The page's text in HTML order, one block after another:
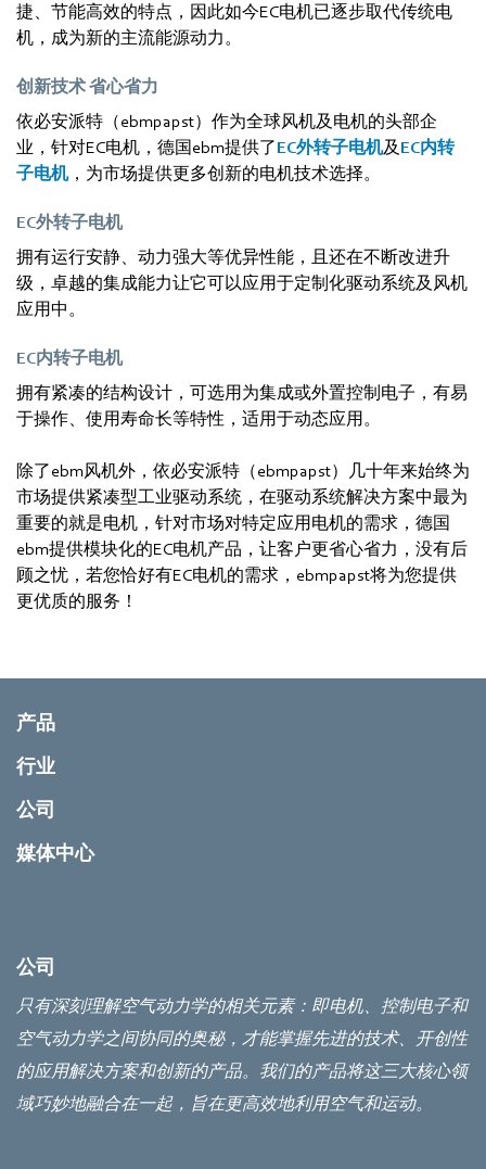
捷、节能高效的特点，因此如今EC电机已逐步取代传统电
机，成为新的主流能源动力。
创新技术 省心省力
依必安派特（ebmpapst）作为全球风机及电机的头部企
业，针对EC电机，德国ebm提供了EC外转子电机及 EC内转
子电机，为市场提供更多创新的电机技术选择。
EC外转子电机
拥有运行安静、动力强大等优异性能，且还在不断改进升
级，卓越的集成能力让它可以应用于定制化驱动系统及风机
应用中。
EC内转子电机
拥有紧凑的结构设计，可选用为集成或外置控制电子，有易
于操作、使用寿命长等特性，适用于动态应用。
除了ebm风机外，依必安派特（ebmpapst）几十年来始终为
市场提供紧凑型工业驱动系统，在驱动系统解决方案中最为
重要的就是电机，针对市场对特定应用电机的需求，德国
ebm提供模块化的EC电机产品，让客户更省心省力，没有后
顾之忧，若您恰好有EC电机的需求，ebmpapst将为您提供
更优质的服务！
产品
行业
公司
媒体中心
公司
只有深刻理解空气动力学的相关元素：即电机、控制电子和
空气动力学之间协同的奥秘，才能掌握先进的技术、开创性
的应用解决方案和创新的产品。我们的产品将这三大核心领
域巧妙地融合在一起，旨在更高效地利用空气和运动。